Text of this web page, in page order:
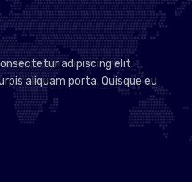
adipiscing elit.
aliquam porta. Quisque eu